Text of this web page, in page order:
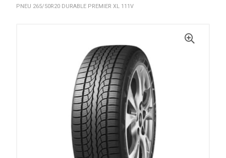
PNEU 265/50R20 DURABLE PREMIER XL 111V